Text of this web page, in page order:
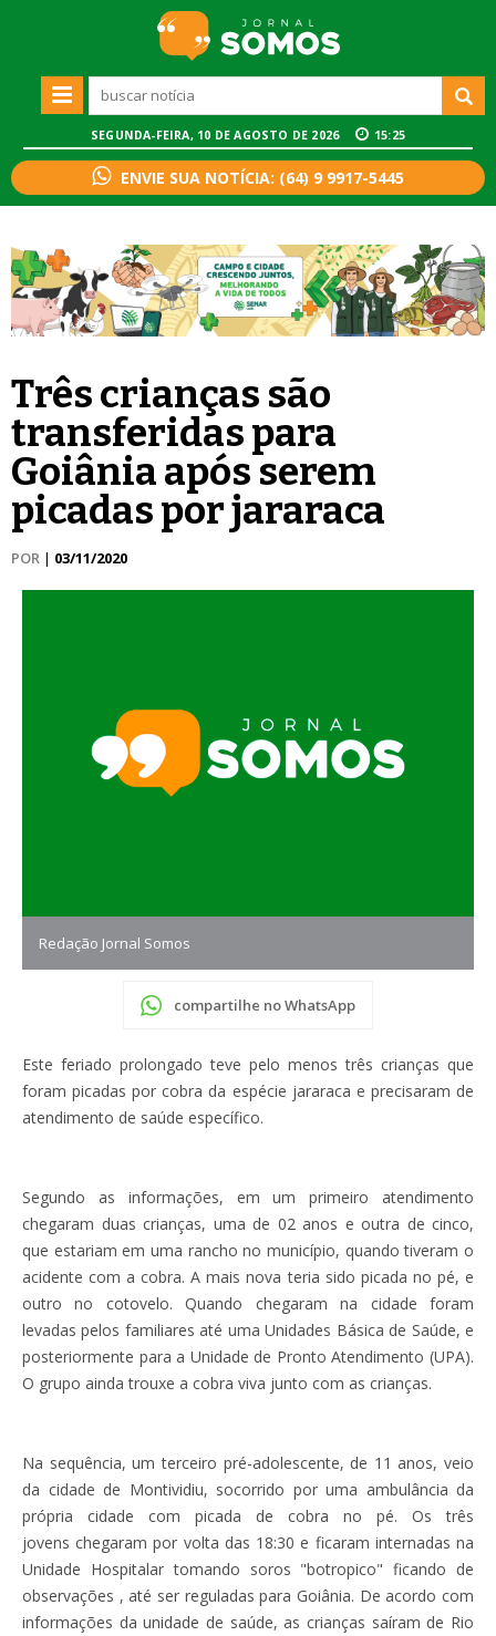
SEGUNDA-FEIRA, 10 DE AGOSTO DE 2026 15:25
ENVIE SUA NOTÍCIA: (64) 9 9917-5445
Três crianças são
transferidas para
Goiânia após serem
picadas por jararaca
POR | 03/11/2020
Redação Jornal Somos
compartilhe no WhatsApp
Este feriado prolongado teve pelo menos três crianças que
foram picadas por cobra da espécie jararaca e precisaram de
atendimento de saúde específico.
Segundo as informações, em um primeiro atendimento
chegaram duas crianças, uma de 02 anos e outra de cinco,
que estariam em uma rancho no município, quando tiveram o
acidente com a cobra. A mais nova teria sido picada no pé, e
outro no cotovelo. Quando chegaram na cidade foram
levadas pelos familiares até uma Unidades Básica de Saúde, e
posteriormente para a Unidade de Pronto Atendimento (UPA).
O grupo ainda trouxe a cobra viva junto com as crianças.
Na sequência, um terceiro pré-adolescente, de 11 anos, veio
da cidade de Montividiu, socorrido por uma ambulância da
própria cidade com picada de cobra no pé. Os três
jovens chegaram por volta das 18:30 e ficaram internadas na
Unidade Hospitalar tomando soros "botropico" ficando de
observações , até ser reguladas para Goiânia. De acordo com
informações da unidade de saúde, as crianças saíram de Rio